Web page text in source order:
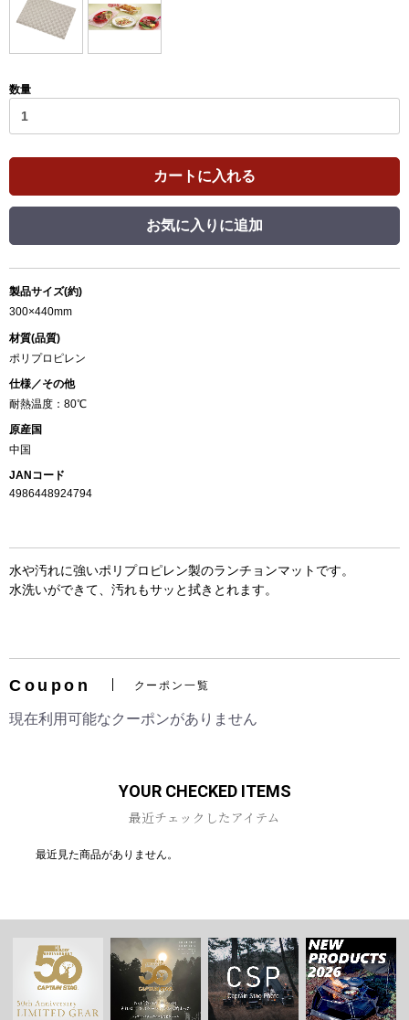
数量
カートに入れる
お買い物を続ける カートへ進む
お気に入りに追加
製品サイズ(約)
300×440mm
材質(品質)
ポリプロピレン
仕様／その他
耐熱温度：80℃
原産国
中国
JANコード
4986448924794
水や汚れに強いポリプロピレン製のランチョンマットです。
水洗いができて、汚れもサッと拭きとれます。
Coupon クーポン一覧
現在利用可能なクーポンがありません
YOUR CHECKED ITEMS
最近チェックしたアイテム
最近見た商品がありません。